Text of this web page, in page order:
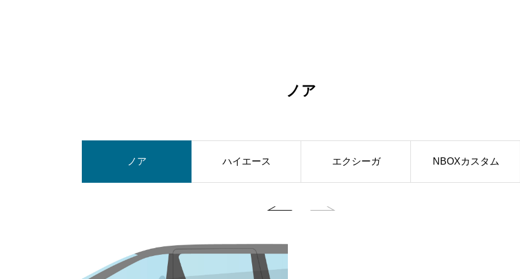
ノア
ノア ハイエース エクシーガ NBOXカスタム